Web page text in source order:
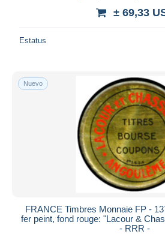
± 69,33
Estatus
Nuevo
FRANCE Timbres Monnaie FP -
fer peint, fond rouge: "Lacour &
- RRR -